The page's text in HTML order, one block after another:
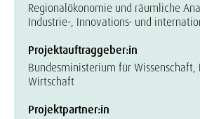
Regionalökonomie und räumliche
Industrie-, Innovations- und
Projektauftraggeber:in
Bundesministerium für Wissenschaft,
Wirtschaft
Projektpartner:in